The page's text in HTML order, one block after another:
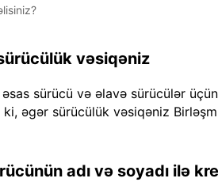
vəsiqəniz
sürücü və əlavə sürücülər
ki, əgər sürücülük vəsiqəniz
adı və soyadı ilə